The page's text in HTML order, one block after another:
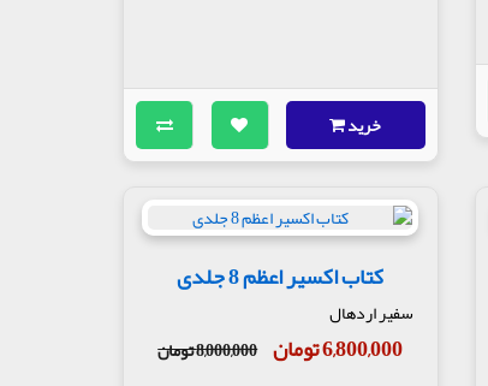
خرید
کتاب اکسیر اعظم 8 جلدی
سفیر اردهال
6,800,000 تومان 8,000,000 تومان